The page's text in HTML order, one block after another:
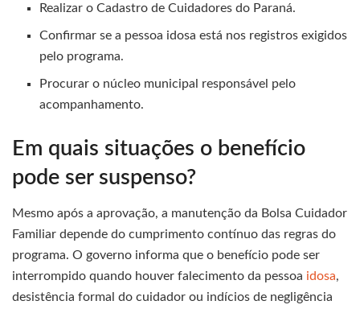
Realizar o Cadastro de Cuidadores do Paraná.
Confirmar se a pessoa idosa está nos registros exigidos
pelo programa.
Procurar o núcleo municipal responsável pelo
acompanhamento.
Em quais situações o benefício
pode ser suspenso?
Mesmo após a aprovação, a manutenção da Bolsa Cuidador
Familiar depende do cumprimento contínuo das regras do
programa. O governo informa que o benefício pode ser
interrompido quando houver falecimento da pessoa idosa,
desistência formal do cuidador ou indícios de negligência